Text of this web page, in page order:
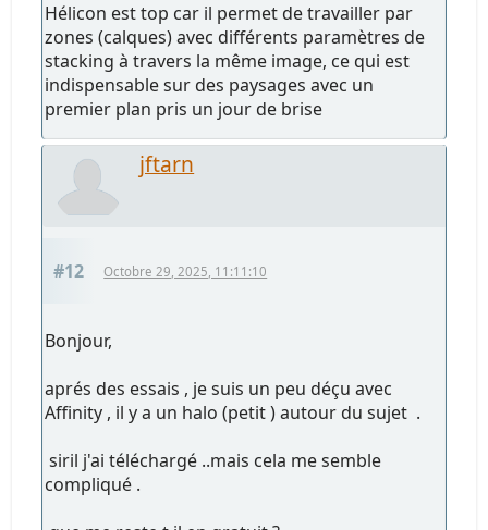
Hélicon est top car il permet de travailler par
zones (calques) avec différents paramètres de
stacking à travers la même image, ce qui est
indispensable sur des paysages avec un
premier plan pris un jour de brise
jftarn
#12 Octobre 29, 2025, 11:11:10
Bonjour,
aprés des essais , je suis un peu déçu avec
Affinity , il y a un halo (petit ) autour du sujet .
siril j'ai téléchargé ..mais cela me semble
compliqué .